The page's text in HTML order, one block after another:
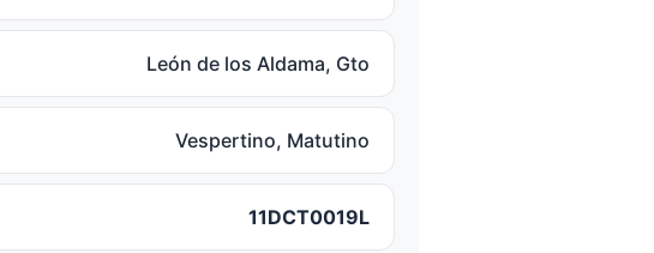
León de los Aldama, Gto
Vespertino, Matutino
11DCT0019L